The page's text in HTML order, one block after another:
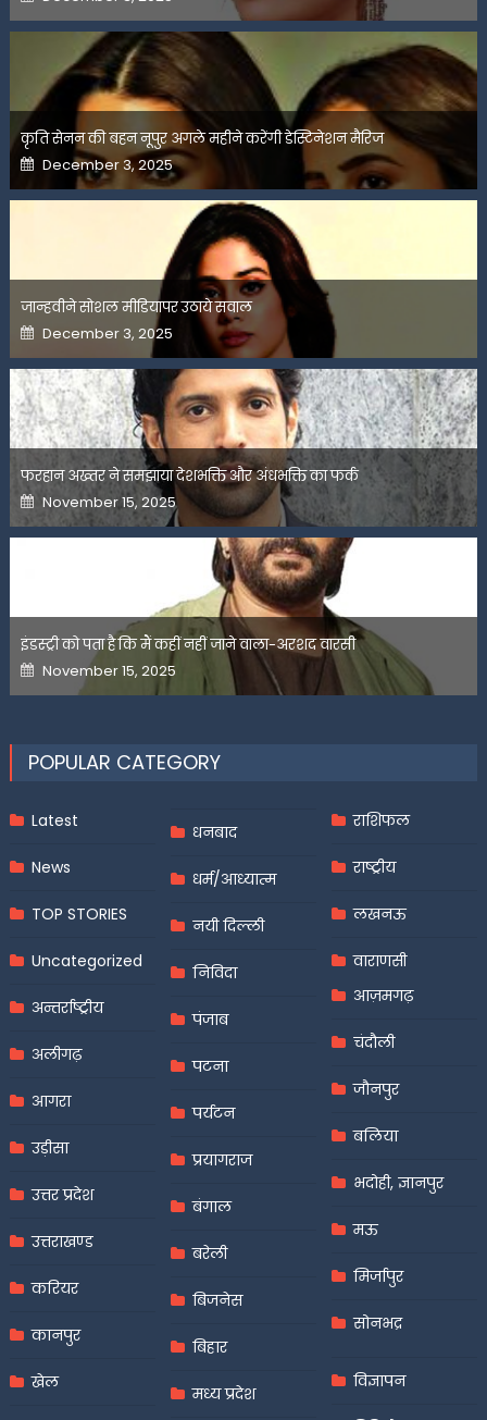
on
कृति सेनन की बहन नूपुर अगले महीने करेंगी डेस्टिनेशन मैरिज
Posted
on
December 3, 2025
जान्हवीने सोशल मीडियापर उठाये सवाल
Posted
on
December 3, 2025
फरहान अख्तर ने समझाया देशभक्ति और अंधभक्ति का फर्क
Posted
on
November 15, 2025
इंडस्ट्री को पता है कि मैं कहीं नहीं जाने वाला-अरशद वारसी
Posted
on
November 15, 2025
POPULAR CATEGORY
Latest
News
TOP STORIES
Uncategorized
अन्तर्राष्ट्रीय
अलीगढ़
आगरा
उड़ीसा
उत्तर प्रदेश
उत्तराखण्ड
करियर
कानपुर
खेल
धनबाद
धर्म/आध्यात्म
नयी दिल्ली
निविदा
पंजाब
पटना
पर्यटन
प्रयागराज
बंगाल
बरेली
बिजनेस
बिहार
मध्य प्रदेश
राशिफल
राष्ट्रीय
लखनऊ
वाराणसी
आज़मगढ़
चंदौली
जौनपुर
बलिया
भदोही, ज्ञानपुर
मऊ
मिर्जापुर
सोनभद्र
विज्ञापन